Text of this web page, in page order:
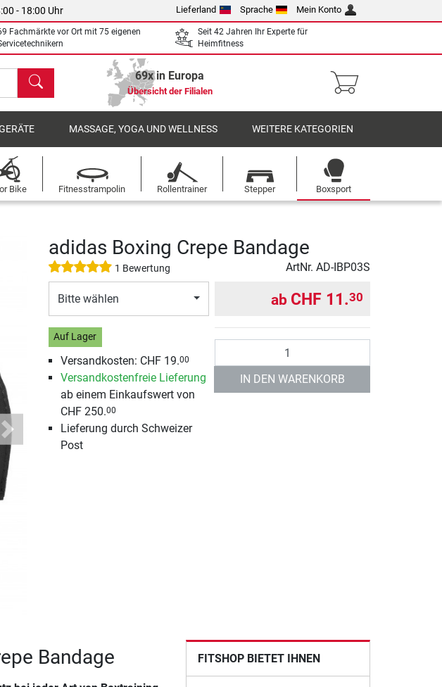
- 18:00 Uhr Lieferland Sprache Mein Konto
Fachmärkte vor Ort mit 75 eigenen
Seit 42 Jahren Ihr Experte für
Heimfitness
Suchen 69x in Europa
Übersicht der Filialen
MASSAGE, YOGA UND WELLNESS WEITERE KATEGORIEN
Bike Fitnesstrampolin Rollentrainer Stepper Boxsport
Next
adidas Boxing Crepe Bandage
1 Bewertung ArtNr. AD-IBP03S
Bitte wählen
Auf Lager
Versandkosten: CHF 19.00
Versandkostenfreie Lieferung
ab einem Einkaufswert von
CHF 250.00
Lieferung durch Schweizer
Post
ab CHF 11.30
IN DEN WARENKORB
Bandage FITSHOP BIETET IHNEN